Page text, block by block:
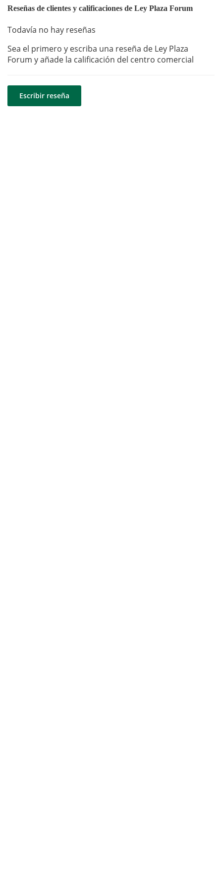
Reseñas de clientes y calificaciones de Ley Plaza Forum
Todavía no hay reseñas
Sea el primero y escriba una reseña de Ley Plaza
Forum y añade la calificación del centro comercial
Escribir reseña